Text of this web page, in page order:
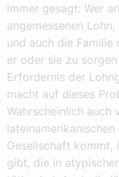
immer gesagt: Wer
angemessenen
und auch die
er oder sie zu
Erfordernis der
macht auf dieses
Wahrscheinlich auch
Gesellschaft kommt,
gibt, die in